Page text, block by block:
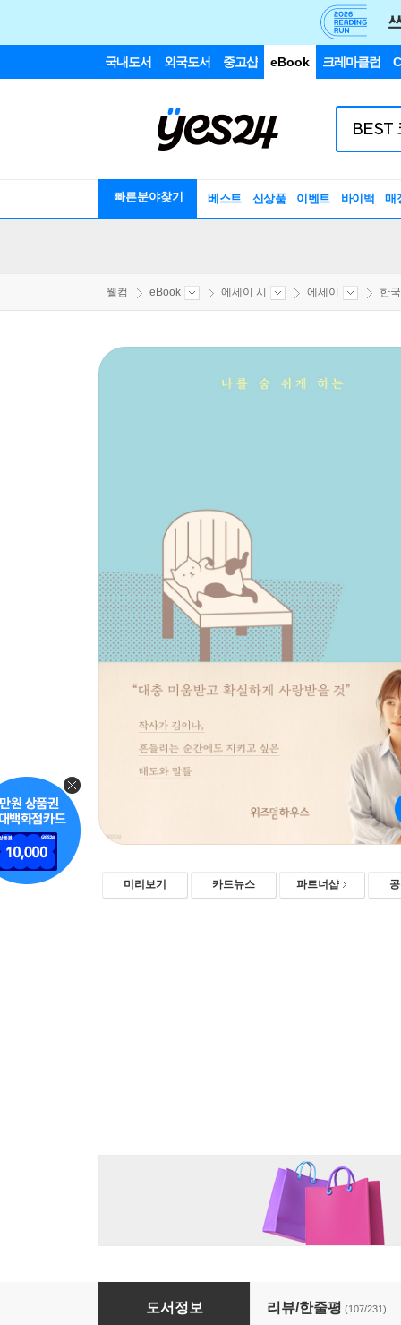
국내도서 외국도서 중고샵 eBook 크레마클럽
빠른분야찾기 베스트 신상품 이벤트 바이백 매
웰컴 eBook 에세이 시 에세이 한
미리보기 카드뉴스 파트너샵
보통의 언어들
도서정보 리뷰/한줄평 (107/231)